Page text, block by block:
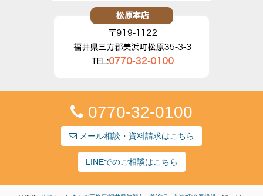
0770-32-0100
メール相談・資料請求はこちら
LINEでのご相談はこちら